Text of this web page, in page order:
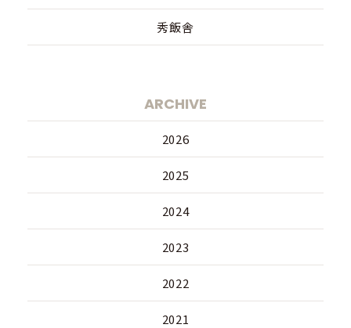
秀飯舎
ARCHIVE
2026
2025
2024
2023
2022
2021